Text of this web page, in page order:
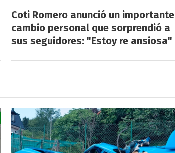
Coti Romero anunció un importante
cambio personal que sorprendió a
sus seguidores: "Estoy re ansiosa"